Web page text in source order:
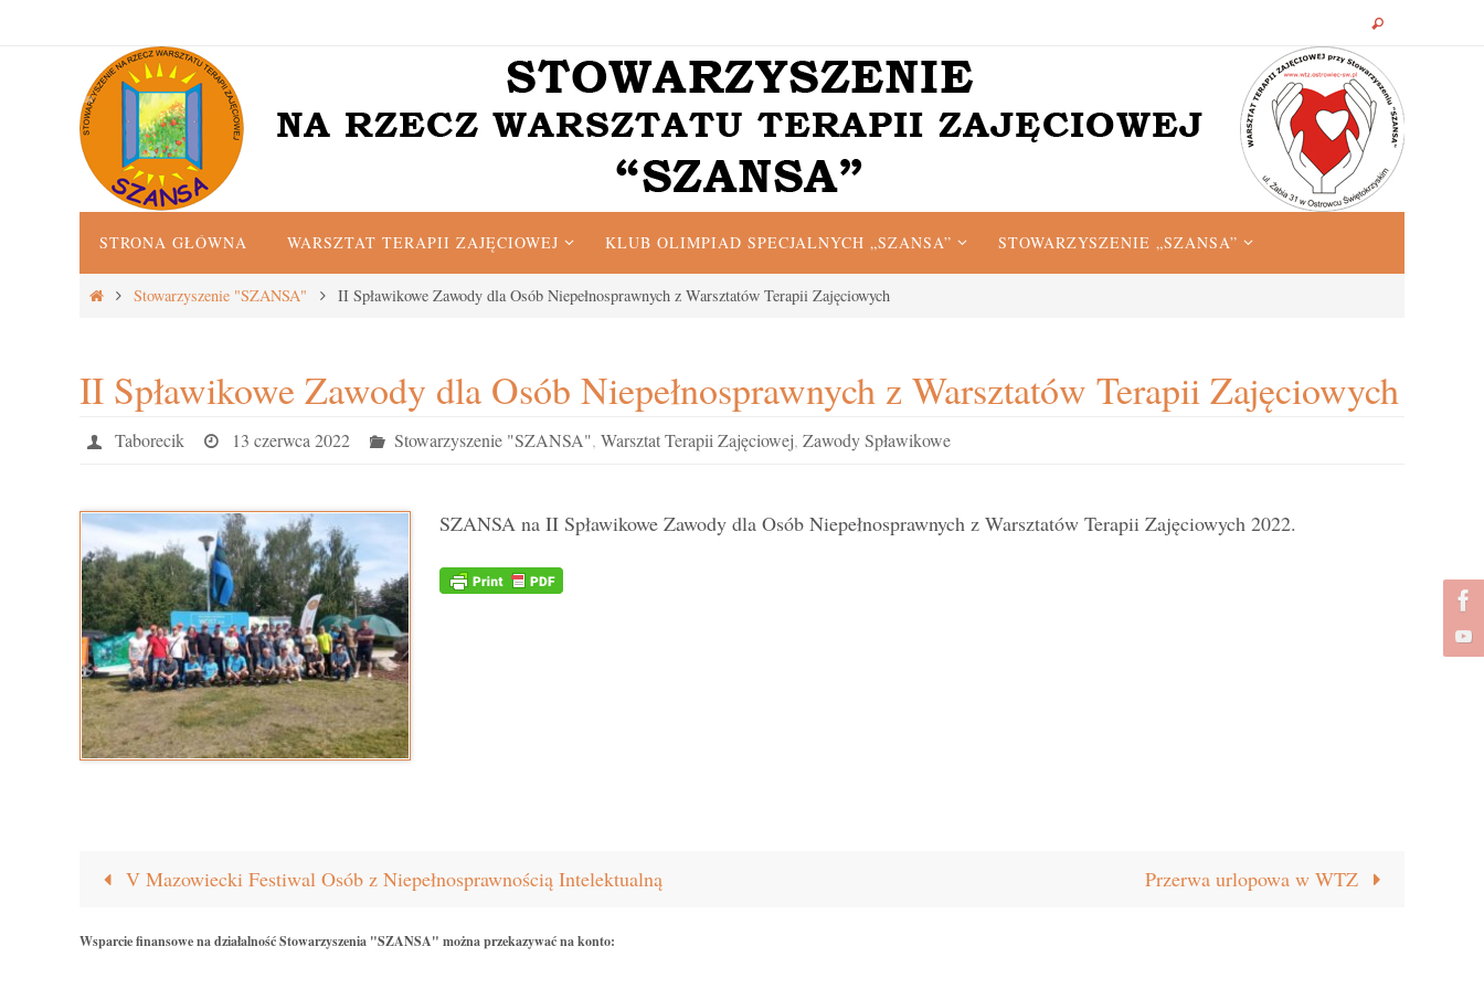
treści
STRONA GŁÓWNA WARSZTAT TERAPII ZAJĘCIOWEJ KLUB OLIMPIAD SPECJALNYCH „SZANSA” STOWARZYSZENIE „SZANSA”
StronaStowarzyszenie "SZANSA" II Spławikowe Zawody dla Osób Niepełnosprawnych z Warsztatów Terapii Zajęciowych
II Spławikowe Zawody dla Osób Niepełnosprawnych z Warsztatów Terapii Zajęciowych
Taborecik 13 czerwca 2022 Stowarzyszenie "SZANSA",Warsztat Terapii Zajęciowej,Zawody Spławikowe
SZANSA na II Spławikowe Zawody dla Osób Niepełnosprawnych z Warsztatów Terapii Zajęciowych 2022.
V Mazowiecki Festiwal Osób z Niepełnosprawnością Intelektualną Przerwa urlopowa w WTZ
Wsparcie finansowe na działalność Stowarzyszenia "SZANSA" można przekazywać na konto: